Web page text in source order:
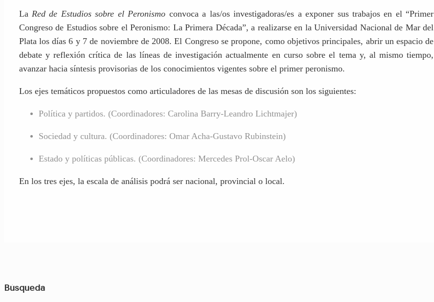
La Red de Estudios sobre el Peronismo convoca a las/os investigadoras/es a exponer sus trabajos en el “Primer
Congreso de Estudios sobre el Peronismo: La Primera Década”, a realizarse en la Universidad Nacional de Mar del
Plata los días 6 y 7 de noviembre de 2008. El Congreso se propone, como objetivos principales, abrir un espacio de
debate y reflexión crítica de las líneas de investigación actualmente en curso sobre el tema y, al mismo tiempo,
avanzar hacia síntesis provisorias de los conocimientos vigentes sobre el primer peronismo.
Los ejes temáticos propuestos como articuladores de las mesas de discusión son los siguientes:
Política y partidos. (Coordinadores: Carolina Barry-Leandro Lichtmajer)
Sociedad y cultura. (Coordinadores: Omar Acha-Gustavo Rubinstein)
Estado y políticas públicas. (Coordinadores: Mercedes Prol-Oscar Aelo)
En los tres ejes, la escala de análisis podrá ser nacional, provincial o local.
Búsqueda